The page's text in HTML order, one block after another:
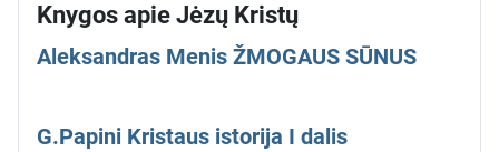
Knygos apie Jėzų Kristų
Aleksandras Menis ŽMOGAUS SŪNUS
G.Papini Kristaus istorija I dalis